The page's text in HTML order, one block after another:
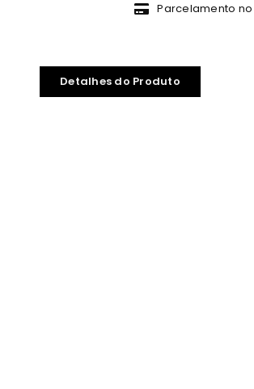
Parcelamento no
Detalhes do Produto